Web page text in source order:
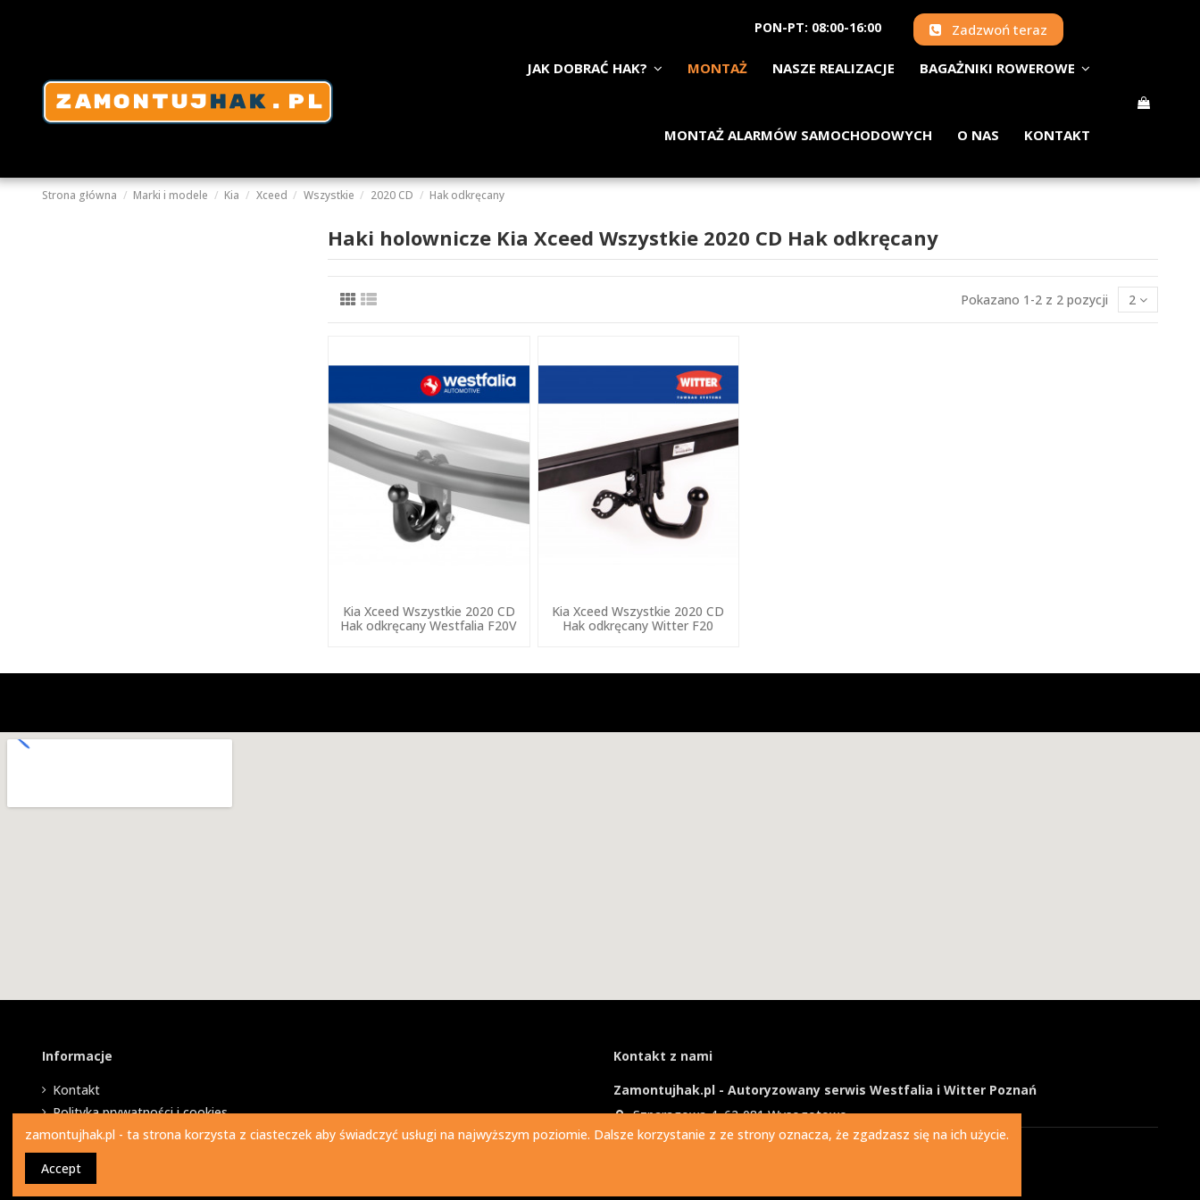
PON-PT: 08:00-16:00 Zadzwoń teraz
JAK DOBRAĆ HAK? MONTAŻ NASZE REALIZACJE BAGAŻNIKI ROWEROWE
MONTAŻ ALARMÓW SAMOCHODOWYCH O NAS KONTAKT
Strona główna Marki i modele Kia Xceed Wszystkie 2020 CD Hak odkręcany
Haki holownicze Kia Xceed Wszystkie 2020 CD Hak odkręcany
Pokazano 1-2 z 2 pozycji 2
Kia Xceed Wszystkie 2020 CD
Hak odkręcany Westfalia F20V
Kia Xceed Wszystkie 2020 CD
Hak odkręcany Witter F20
Informacje
Kontakt
Polityka prywatności i cookies
Kontakt z nami
Zamontujhak.pl - Autoryzowany serwis Westfalia i Witter Poznań
Szparagowa 4, 62-081 Wysogotowo
730 037 037
zamontujhak.pl - ta strona korzysta z ciasteczek aby świadczyć usługi na najwyższym poziomie. Dalsze korzystanie z ze strony oznacza, że zgadzasz się na ich użycie.
Accept